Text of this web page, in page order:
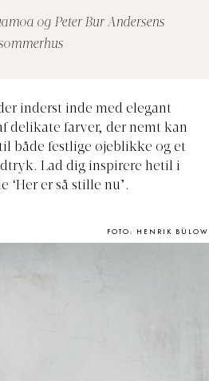
og Peter Bur Andersens
inderst inde med elegant
delikate farver, der nemt kan
både festlige øjeblikke og et
Lad dig inspirere hetil i
‘Her er så stille nu’.
FOTO: HENRIK BÜLOW